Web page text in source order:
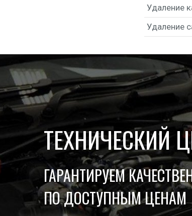
Уда­ле­ние
Уда­ле­ние
ТЕХНИЧЕСКИЙ
ГАРАНТИРУЕМ
ПО ДОСТУПНЫМ ЦЕНАМ